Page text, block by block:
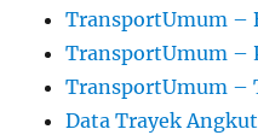
TransportUmum –
TransportUmum –
TransportUmum –
Data Trayek